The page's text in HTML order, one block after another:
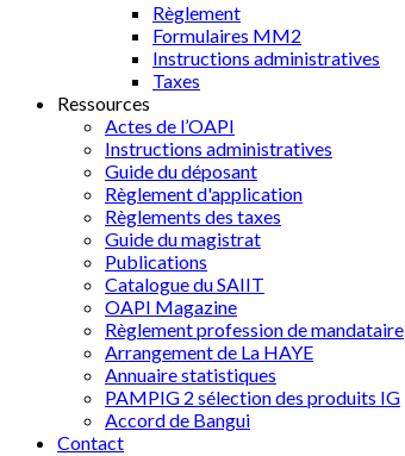
Règlement
Formulaires MM2
Instructions administratives
Taxes
Ressources
Actes de l’OAPI
Instructions administratives
Guide du déposant
Règlement d'application
Règlements des taxes
Guide du magistrat
Publications
Catalogue du SAIIT
OAPI Magazine
Règlement profession de mandataire
Arrangement de La HAYE
Annuaire statistiques
PAMPIG 2 sélection des produits IG
Accord de Bangui
Contact